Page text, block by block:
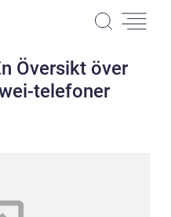
Översikt över
telefoner